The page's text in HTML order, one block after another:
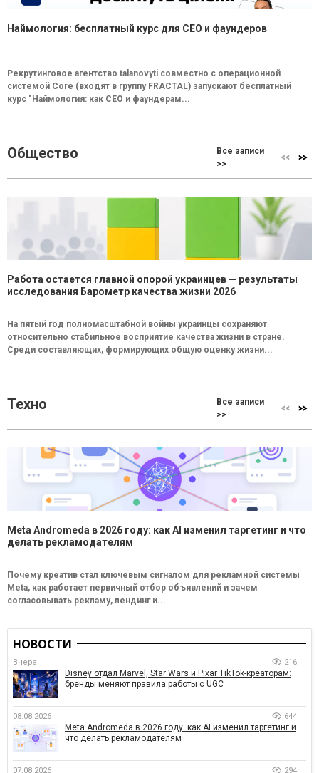
Наймология: бесплатный курс для CEO и фаундеров
Рекрутинговое агентство talanovyti совместно с операционной
системой Core (входят в группу FRACTAL) запускают бесплатный
курс "Наймология: как СEO и фаундерам...
Общество
Все записи
>>
Работа остается главной опорой украинцев — результаты
исследования Барометр качества жизни 2026
На пятый год полномасштабной войны украинцы сохраняют
относительно стабильное восприятие качества жизни в стране.
Среди составляющих, формирующих общую оценку жизни...
Техно
Все записи
>>
Meta Andromeda в 2026 году: как AI изменил таргетинг и что
делать рекламодателям
Почему креатив стал ключевым сигналом для рекламной системы
Meta, как работает первичный отбор объявлений и зачем
согласовывать рекламу, лендинг и...
НОВОСТИ
Вчера 216
Disney отдал Marvel, Star Wars и Pixar TikTok-креаторам:
бренды меняют правила работы с UGC
08.08.2026 644
Meta Andromeda в 2026 году: как AI изменил таргетинг и
что делать рекламодателям
07.08.2026 294